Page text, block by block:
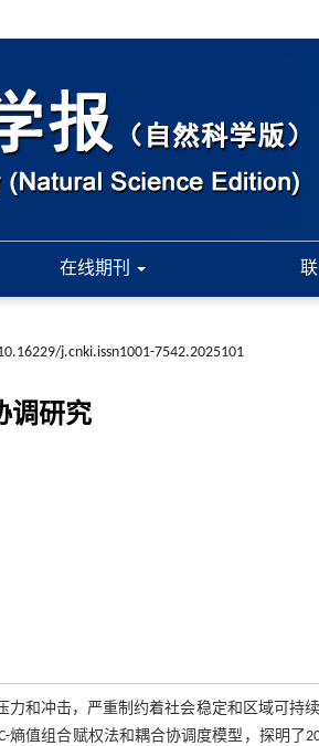
在线期刊 联
j.cnki.issn1001-7542.2025101
调研究
和冲击，严重制约着社会稳定和区域可持
熵值组合赋权法和耦合协调度模型，探明了